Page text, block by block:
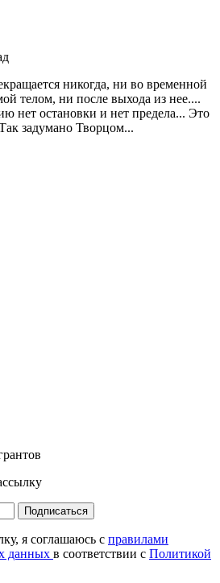
никогда, ни во временной
телом, ни после выхода из нее....
нет остановки и нет предела... Это
задумано Творцом...
Подписаться
я соглашаюсь с правилами
данных в соответствии с Политикой